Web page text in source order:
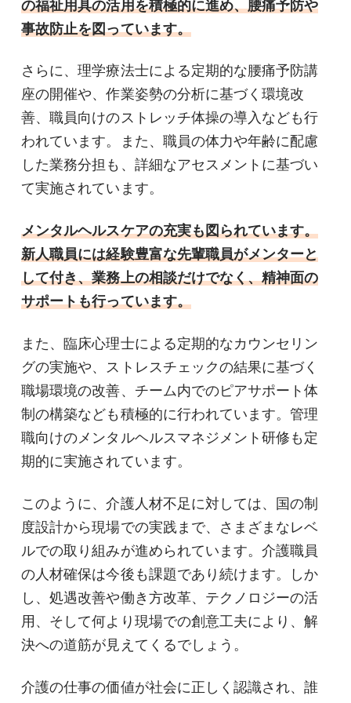
の福祉用具の活用を積極的に進め、腰痛予防や
事故防止を図っています。
さらに、理学療法士による定期的な腰痛予防講
座の開催や、作業姿勢の分析に基づく環境改
善、職員向けのストレッチ体操の導入なども行
われています。また、職員の体力や年齢に配慮
した業務分担も、詳細なアセスメントに基づい
て実施されています。
メンタルヘルスケアの充実も図られています。
新人職員には経験豊富な先輩職員がメンターと
して付き、業務上の相談だけでなく、精神面の
サポートも行っています。
また、臨床心理士による定期的なカウンセリン
グの実施や、ストレスチェックの結果に基づく
職場環境の改善、チーム内でのピアサポート体
制の構築なども積極的に行われています。管理
職向けのメンタルヘルスマネジメント研修も定
期的に実施されています。
このように、介護人材不足に対しては、国の制
度設計から現場での実践まで、さまざまなレベ
ルでの取り組みが進められています。介護職員
の人材確保は今後も課題であり続けます。しか
し、処遇改善や働き方改革、テクノロジーの活
用、そして何より現場での創意工夫により、解
決への道筋が見えてくるでしょう。
介護の仕事の価値が社会に正しく認識され、誰